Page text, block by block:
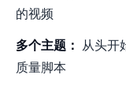
的视频
多个主题： 从头开
质量脚本